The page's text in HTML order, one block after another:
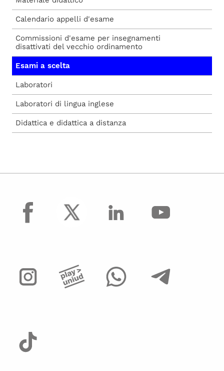
Calendario appelli d'esame
Commissioni d'esame per insegnamenti
disattivati del vecchio ordinamento
Esami a scelta
Laboratori
Laboratori di lingua inglese
Didattica e didattica a distanza
facebook